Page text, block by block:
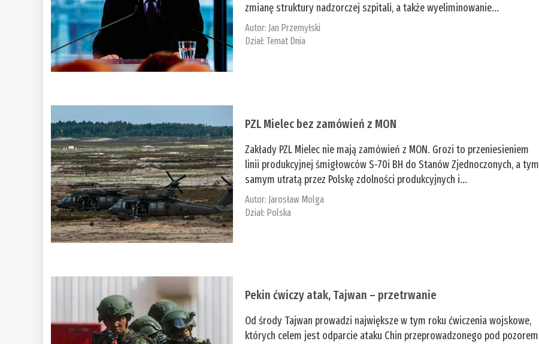
zmianę struktury nadzorczej szpitali, a także wyeliminowanie...
Autor: Jan Przemyłski
Dział:Temat Dnia
PZL Mielec bez zamówień z MON
Zakłady PZL Mielec nie mają zamówień z MON. Grozi to przeniesieniem
linii produkcyjnej śmigłowców S-70i BH do Stanów Zjednoczonych, a tym
samym utratą przez Polskę zdolności produkcyjnych i...
Autor: Jarosław Molga
Dział: Polska
Pekin ćwiczy atak, Tajwan – przetrwanie
Od środy Tajwan prowadzi największe w tym roku ćwiczenia wojskowe,
których celem jest odparcie ataku Chin przeprowadzonego pod pozorem